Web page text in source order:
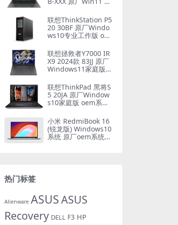
10智能还原
联想ThinkStation P5
20 30BF 原厂Windo
ws10专业工作版 oe
联想拯救者Y7000 IR
X9 2024款 83JJ 原厂
Windows11家庭版 o
联想ThinkPad 黑将S
5 20JA 原厂Window
s10家庭版 oem系统
小米 RedmiBook 16
(锐龙版) Windows10
系统 原厂oem系统镜
热门标签
Alienware ASUSASUS
Recovery DELL F3 HP